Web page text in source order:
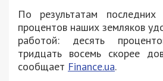
По результатам последних
процентов наших земляков
работой: десять
тридцать восемь скорее
сообщает Finance.ua.